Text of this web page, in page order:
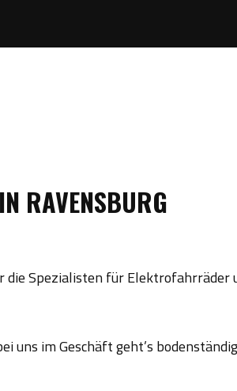
RAVENSBURG
Spezialisten für Elektrofahrräder
uns im Geschäft geht’s